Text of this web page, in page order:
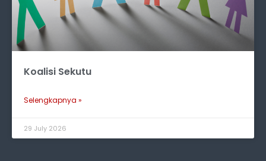
Koalisi Sekutu
Selengkapnya »
29 July 2026